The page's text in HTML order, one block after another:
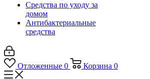
Средства по уходу за
домом
Антибактериальные
средства
Отложенные 0 Корзина 0